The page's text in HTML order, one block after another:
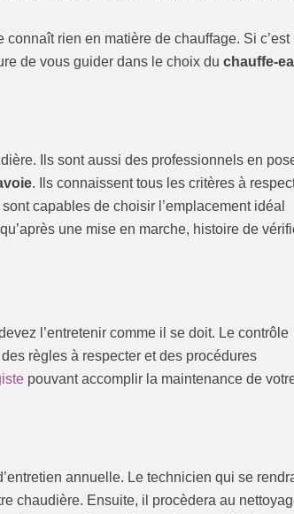
rien en matière de chauffage. Si c’est
de vous guider dans le choix duchauffe-
Ils sont aussi des professionnels en
. Ils connaissent tous les critères à
capables de choisir l’emplacement idéal
une mise en marche, histoire de
l’entretenir comme il se doit. Le contrôle
règles à respecter et des procédures
pouvant accomplir la maintenance de
annuelle. Le technicien qui se
chaudière. Ensuite, il procèdera au